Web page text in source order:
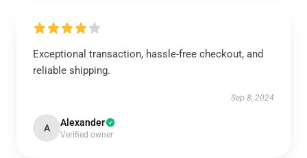
Exceptional transaction, hassle-free checkout, and
reliable shipping.
Sep 8, 2024
A Alexander
Verified owner